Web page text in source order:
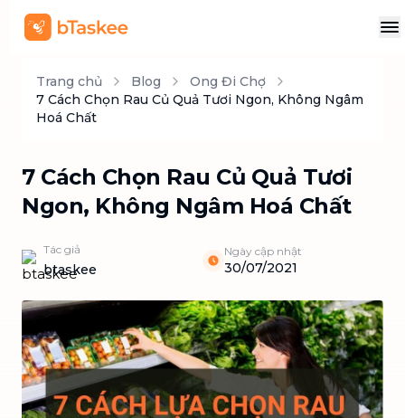
Trang chủ Blog
Ong Đi Chợ
7 Cách Chọn Rau Củ Quả Tươi Ngon, Không Ngâm
Hoá Chất
7 Cách Chọn Rau Củ Quả Tươi
Ngon, Không Ngâm Hoá Chất
Tác giả
btaskee
Ngày cập nhật
30/07/2021